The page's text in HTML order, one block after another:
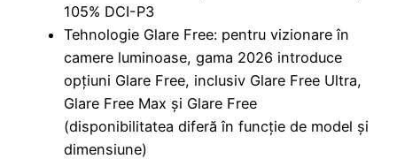
105% DCI-P3
Tehnologie Glare Free: pentru vizionare în
camere luminoase, gama 2026 introduce
opțiuni Glare Free, inclusiv Glare Free Ultra,
Glare Free Max și Glare Free
(disponibilitatea diferă în funcție de model și
dimensiune)